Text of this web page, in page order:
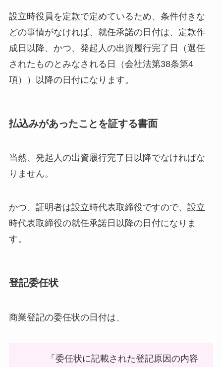
設立時役員を定款で定めているため、条件付きな
どの事情がなければ、就任承諾の日付は、定款作
成日以降、かつ、発起人の出資履行完了日（選任
されたものとみなされる日（会社法第38条第4
項））以降の日付になります。
払込みがあったことを証する書面
当然、発起人の出資履行完了日以降でなければな
りません。
かつ、証明者は設立時代表取締役ですので、設立
時代表取締役の就任承諾日以降の日付になりま
す。
登記委任状
商業登記の委任状の日付は、
「委任状に記載された登記原因の内容